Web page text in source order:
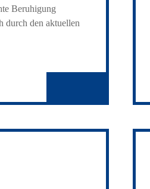
Beruhigung
durch den aktuellen